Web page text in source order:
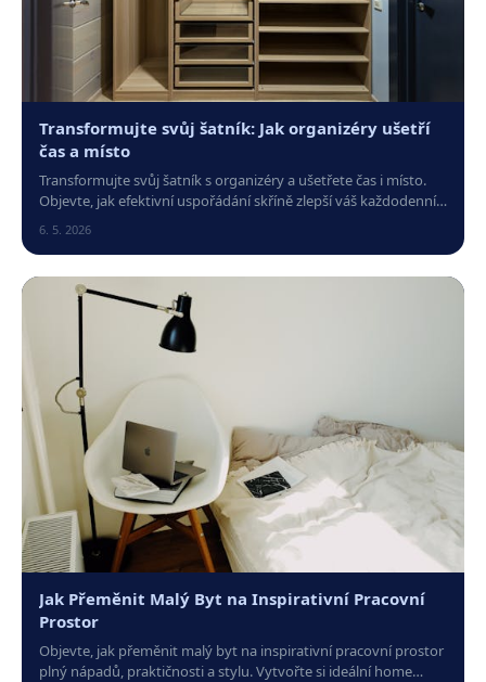
Transformujte svůj šatník: Jak organizéry ušetří
čas a místo
Transformujte svůj šatník s organizéry a ušetřete čas i místo.
Objevte, jak efektivní uspořádání skříně zlepší váš každodenní
život a pohodu.
6. 5. 2026
Jak Přeměnit Malý Byt na Inspirativní Pracovní
Prostor
Objevte, jak přeměnit malý byt na inspirativní pracovní prostor
plný nápadů, praktičnosti a stylu. Vytvořte si ideální home